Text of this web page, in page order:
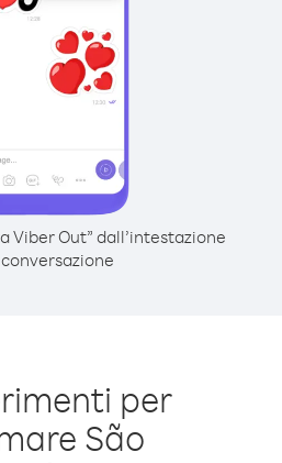
Viber Out” dall’intestazione
per
São